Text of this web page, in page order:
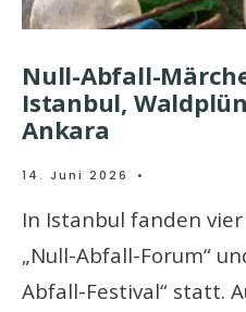
Null-Abfall-
Istanbul,
Ankara
14. Juni 2026 •
In Istanbul fanden
„Null-Abfall-Forum“
Abfall-Festival“ statt.